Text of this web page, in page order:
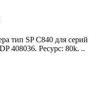
тип SP C840 для серий
408036. Ресурс: 80k. ..